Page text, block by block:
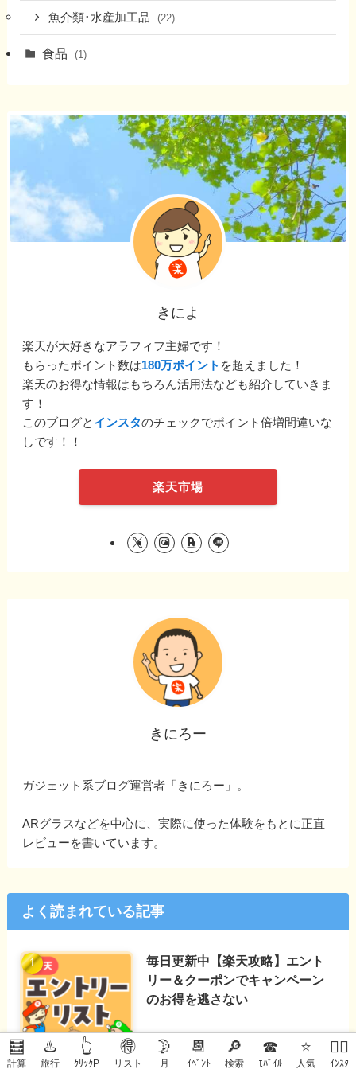
🧮
計算
♨️
旅行
👆
ｸﾘｯｸP
🉐
リスト
🌛
月
📆
ｲﾍﾞﾝﾄ
🔎
検索
☎
ﾓﾊﾞｲﾙ
⭐
人気
🙋‍♀️
ｲﾝｽﾀ
魚介類･水産加工品 (22)
食品 (1)
きによ
楽天が大好きなアラフィフ主婦です！
もらったポイント数は180万ポイント を超えました！
楽天のお得な情報はもちろん活用法なども紹介していきま
す！
このブログと インスタのチェックでポイント倍増間違いな
しです！！
楽天市場
きにろー
ガジェット系ブログ運営者「きにろー」。
ARグラスなどを中心に、実際に使った体験をもとに正直
レビューを書いています。
よく読まれている記事
毎日更新中【楽天攻略】エント
リー＆クーポンでキャンペーン
のお得を逃さない